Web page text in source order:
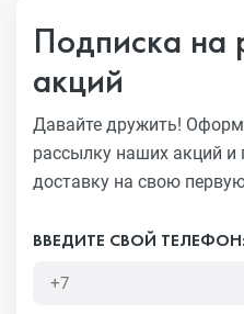
Подписка на
акций
Давайте дружить!
рассылку наших акций и
доставку на свою
ВВЕДИТЕ СВОЙ ТЕЛЕФОН: